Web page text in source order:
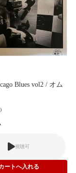
Blues vol2 / オム
視聴可